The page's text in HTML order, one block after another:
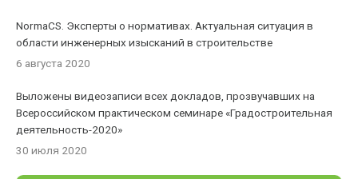
NormaCS. Эксперты о нормативах. Актуальная ситуация в
области инженерных изысканий в строительстве
6 августа 2020
Выложены видеозаписи всех докладов, прозвучавших на
Всероссийском практическом семинаре «Градостроительная
деятельность-2020»
30 июля 2020